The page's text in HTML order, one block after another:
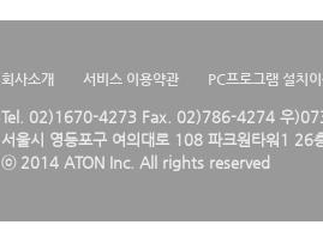
회사소개 서비스 이용약관 PC프로그램 설치
Tel. 02)1670-4273 Fax. 02)786-4274 우
서울시 영등포구 여의대로 108 파크원타워1 26
ⓒ 2014 ATON Inc. All rights reserved